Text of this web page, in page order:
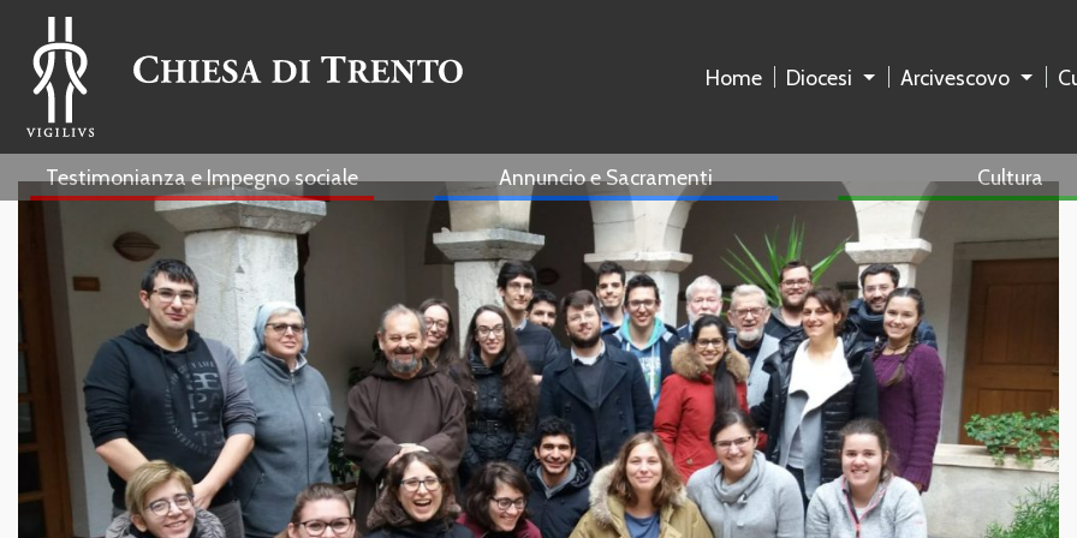
Home Diocesi Arcivescovo
Testimonianza e Impegno sociale Annuncio e Sacramenti Cultura